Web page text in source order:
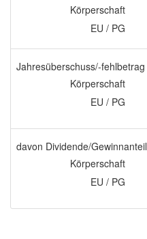
Körperschaft
EU / PG
Jahresüberschuss/-fehlbetrag
Körperschaft
EU / PG
davon Dividende/Gewinnanteil
Körperschaft
EU / PG